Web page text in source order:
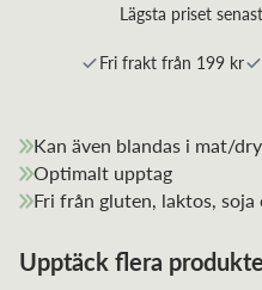
Lägsta priset
Fri frakt från 199 kr
Kan även blandas i mat/
Optimalt upptag
Fri från gluten, laktos,
Upptäck flera